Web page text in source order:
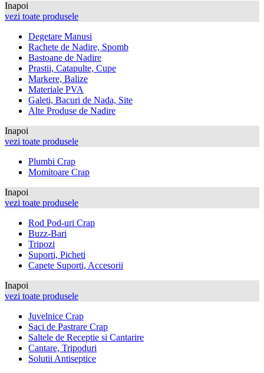
Inapoi
vezi toate produsele
Degetare Manusi
Rachete de Nadire, Spomb
Bastoane de Nadire
Prastii, Catapulte, Cupe
Markere, Balize
Materiale PVA
Galeti, Bacuri de Nada, Site
Alte Produse de Nadire
Inapoi
vezi toate produsele
Plumbi Crap
Momitoare Crap
Inapoi
vezi toate produsele
Rod Pod-uri Crap
Buzz-Bari
Tripozi
Suporti, Picheti
Capete Suporti, Accesorii
Inapoi
vezi toate produsele
Juvelnice Crap
Saci de Pastrare Crap
Saltele de Receptie si Cantarire
Cantare, Tripoduri
Solutii Antiseptice